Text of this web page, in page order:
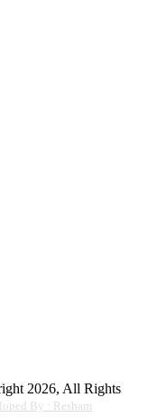
2026, All Rights
By : Resham